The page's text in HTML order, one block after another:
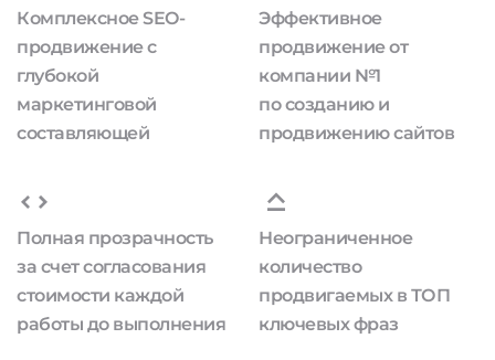
Комплексное SEO-
продвижение с
глубокой
маркетинговой
составляющей
Эффективное
продвижение от
компании №1
по созданию и
продвижению сайтов
Полная прозрачность
за счет согласования
стоимости каждой
работы до выполнения
Неограниченное
количество
продвигаемых в ТОП
ключевых фраз